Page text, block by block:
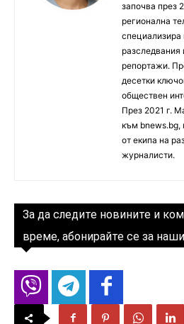
започва през
регионална
специализира
разследвания
репортажи.
десетки
обществен
През 2021 г.
към bnews.bg,
от екипа на
журналисти.
За да следите новините и
време, абонирайте се за